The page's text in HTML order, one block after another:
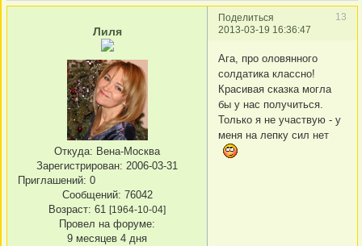
Поделиться
13
2013-03-19 16:36:47
Лиля
Откуда: Вена-Москва
Зарегистрирован: 2006-03-31
Приглашений: 0
Сообщений: 76042
Возраст: 61 [1964-10-04]
Провел на форуме:
9 месяцев 4 дня
Ага, про оловянного
солдатика классно!
Красивая сказка могла
бы у нас получиться.
Только я не участвую - у
меня на лепку сил нет